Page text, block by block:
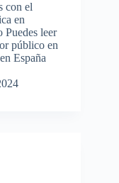
con el
en
Puedes leer
público en
España